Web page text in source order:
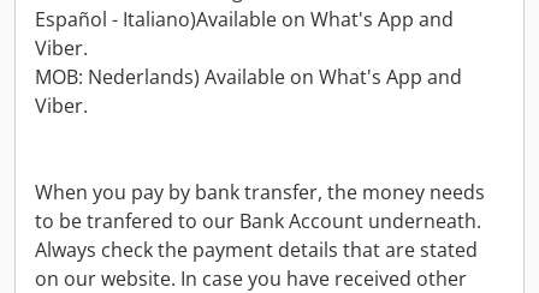
Español - Italiano)Available on What's App and
Viber.
MOB: Nederlands) Available on What's App and
Viber.
When you pay by bank transfer, the money needs
to be tranfered to our Bank Account underneath.
Always check the payment details that are stated
on our website. In case you have received other